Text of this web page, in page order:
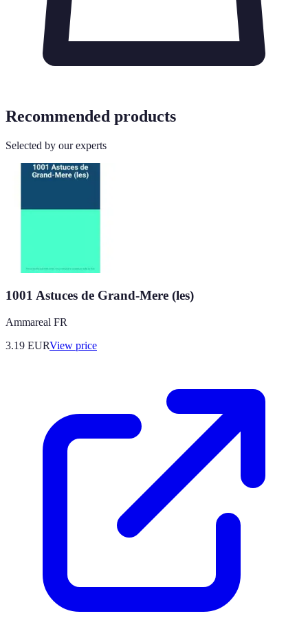
Recommended products
Selected by our experts
1001 Astuces de Grand-Mere (les)
Ammareal FR
3.19 EURView price